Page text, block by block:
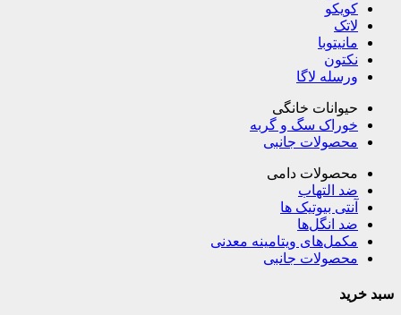
کویکو
لاتک
مانیتوبا
نکتون
ورسله لاگا
حیوانات خانگی
خوراک سگ و گربه
محصولات جانبی
محصولات دامی
ضد التهاب
آنتی بیوتیک ها
ضد انگل‌ها
مکمل‌های ویتامینه معدنی
محصولات جانبی
سبد خرید